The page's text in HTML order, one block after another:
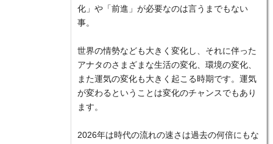
化」や「前進」が必要なのは言うまでもない
事。
世界の情勢なども大きく変化し、それに伴った
アナタのさまざまな生活の変化、環境の変化、
また運気の変化も大きく起こる時期です。運気
が変わるということは変化のチャンスでもあり
ます。
2026年は時代の流れの速さは過去の何倍にもな